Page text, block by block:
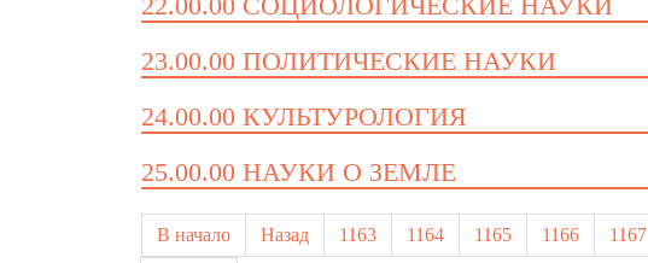
23.00.00 ПОЛИТИЧЕСКИЕ НАУКИ
24.00.00 КУЛЬТУРОЛОГИЯ
25.00.00 НАУКИ О ЗЕМЛЕ
В начало Назад 1163 1164 1165 1166 1167